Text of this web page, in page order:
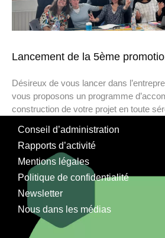
Lancement de la 5ème
Désireux de vous lancer dans
vous proposons un programme
construction de votre projet en toute
Conseil d’administration
Rapports d’activité
Mentions légales
Politique de confidentialité
Newsletter
Nous dans les médias